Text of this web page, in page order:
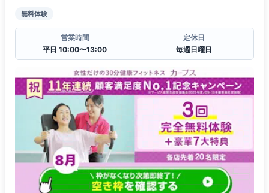
無料体験
営業時間
平日 10:00〜13:00
定休日
毎週日曜日